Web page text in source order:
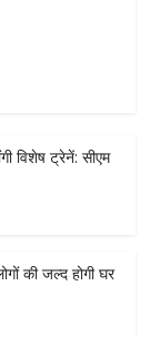
विशेष ट्रेनें: सीएम
की जल्द होगी घर